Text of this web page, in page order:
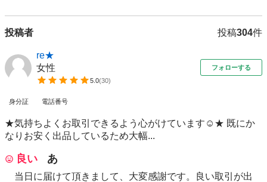
投稿者 投稿304件
re★
女性
5.0(30)
フォローする
身分証 電話番号
★気持ちよくお取引できるよう心がけています☺️★ 既にか
なりお安く出品しているため大幅...
良い あ
当日に届けて頂きまして、大変感謝です。良い取引が出